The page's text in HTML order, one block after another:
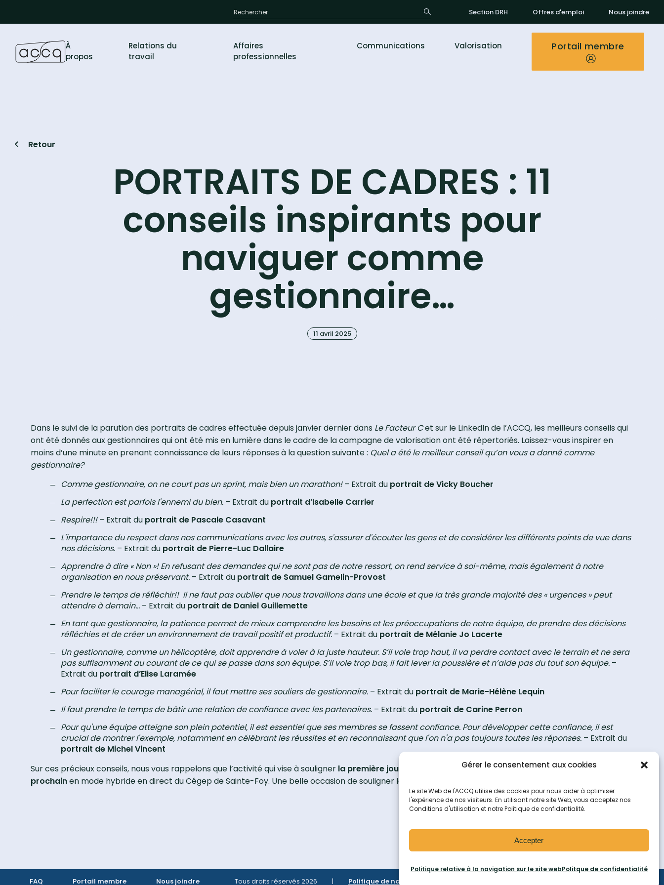
Gérer le consentement aux cookies
Le site Web de l'ACCQ utilise des cookies pour nous aider à optimiser
l'expérience de nos visiteurs. En utilisant notre site Web, vous acceptez nos
Conditions d'utilisation et notre Politique de confidentialité.
Accepter
Politique relative à la navigation sur le site webPolitque de confidentialité
Section DRH Offres d'emploi Nous joindre
À
propos
Relations du
travail
Affaires
professionnelles
Communications Valorisation Portail membre
Retour
PORTRAITS DE CADRES : 11
conseils inspirants pour
naviguer comme
gestionnaire…
11 avril 2025
Dans le suivi de la parution des portraits de cadres effectuée depuis janvier dernier dans Le Facteur Cet sur le LinkedIn de l’ACCQ, les meilleurs conseils qui
ont été donnés aux gestionnaires qui ont été mis en lumière dans le cadre de la campagne de valorisation ont été répertoriés. Laissez-vous inspirer en
moins d’une minute en prenant connaissance de leurs réponses à la question suivante : Quel a été le meilleur conseil qu’on vous a donné comme
gestionnaire?
Comme gestionnaire, on ne court pas un sprint, mais bien un marathon!– Extrait du portrait de Vicky Boucher
La perfection est parfois l'ennemi du bien. – Extrait du portrait d’Isabelle Carrier
Respire!!!– Extrait du portrait de Pascale Casavant
L'importance du respect dans nos communications avec les autres, s'assurer d'écouter les gens et de considérer les différents points de vue dans
nos décisions. – Extrait du portrait de Pierre-Luc Dallaire
Apprendre à dire « Non »! En refusant des demandes qui ne sont pas de notre ressort, on rend service à soi-même, mais également à notre
organisation en nous préservant. – Extrait du portrait de Samuel Gamelin-Provost
Prendre le temps de réfléchir!! Il ne faut pas oublier que nous travaillons dans une école et que la très grande majorité des « urgences » peut
attendre à demain... – Extrait du portrait de Daniel Guillemette
En tant que gestionnaire, la patience permet de mieux comprendre les besoins et les préoccupations de notre équipe, de prendre des décisions
réfléchies et de créer un environnement de travail positif et productif. – Extrait du portrait de Mélanie Jo Lacerte
Un gestionnaire, comme un hélicoptère, doit apprendre à voler à la juste hauteur. S’il vole trop haut, il va perdre contact avec le terrain et ne sera
pas suffisamment au courant de ce qui se passe dans son équipe. S’il vole trop bas, il fait lever la poussière et n’aide pas du tout son équipe. –
Extrait du portrait d’Elise Laramée
Pour faciliter le courage managérial, il faut mettre ses souliers de gestionnaire. – Extrait du portrait de Marie-Hélène Lequin
Il faut prendre le temps de bâtir une relation de confiance avec les partenaires. – Extrait du portrait de Carine Perron
Pour qu'une équipe atteigne son plein potentiel, il est essentiel que ses membres se fassent confiance. Pour développer cette confiance, il est
crucial de montrer l'exemple, notamment en célébrant les réussites et en reconnaissant que l'on n'a pas toujours toutes les réponses. – Extrait du
portrait de Michel Vincent
Sur ces précieux conseils, nous vous rappelons que l’activité qui vise à souligner la première journée des cadres des cégeps se tiendra le 24 avril
prochainen mode hybride en direct du Cégep de Sainte-Foy. Une belle occasion de souligner le travail remarquable des membres de l’ACCQ!
FAQ Portail membre Nous joindre Tous droits réservés 2026 | Politique de navigation sur le site web